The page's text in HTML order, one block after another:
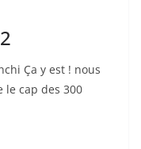
Ça y est ! nous
le cap des 300